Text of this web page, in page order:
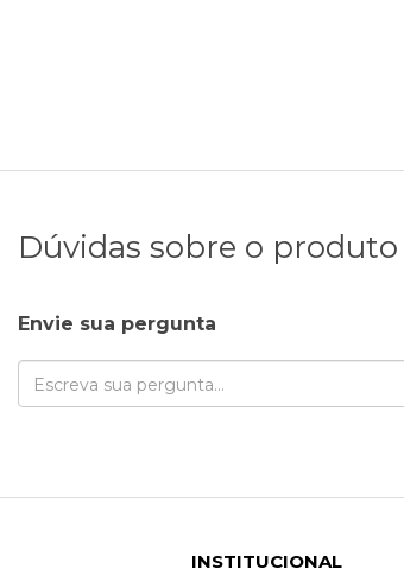
Dúvidas sobre o produto
Envie sua pergunta
INSTITUCIONAL